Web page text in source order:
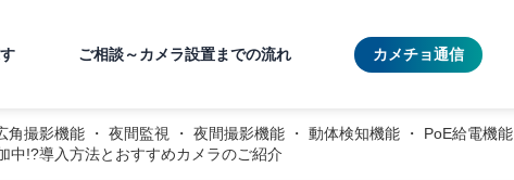
ご相談～カメラ設置までの流れ カメチョ通信
角撮影機能 ・ 夜間監視 ・ 夜間撮影機能 ・ 動体検知機能 ・ PoE給電機能
中!?導入方法とおすすめカメラのご紹介